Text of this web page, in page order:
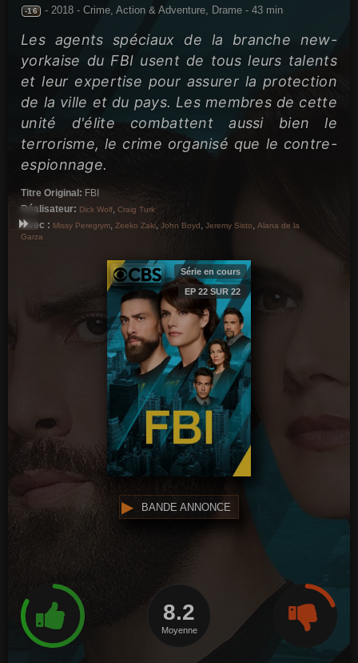
-16 - 2018 - Crime, Action & Adventure, Drame - 43 min
Les agents spéciaux de la branche new-
yorkaise du FBI usent de tous leurs talents
et leur expertise pour assurer la protection
de la ville et du pays. Les membres de cette
unité d'élite combattent aussi bien le
terrorisme, le crime organisé que le contre-
espionnage.
Titre Original: FBI
Réalisateur: Dick Wolf, Craig Turk
Avec : Missy Peregrym, Zeeko Zaki, John Boyd, Jeremy Sisto, Alana de la
Garza
Série en cours
EP 22 SUR 22
BANDE ANNONCE
8.2
Moyenne